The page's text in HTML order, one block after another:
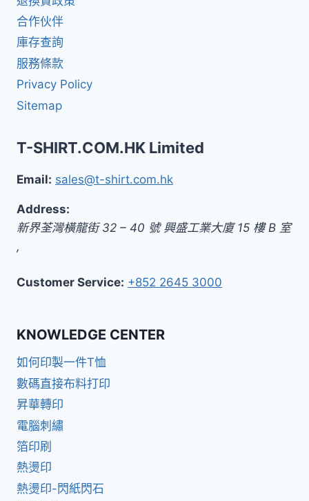
合作伙伴
庫存查詢
服務條款
Privacy Policy
Sitemap
T-SHIRT.COM.HK Limited
Email: sales@t-shirt.com.hk
Address:
新界荃灣橫龍街 32 – 40 號 興盛工業大廈 15 樓 B 室
,
Customer Service: +852 2645 3000
KNOWLEDGE CENTER
如何印製一件T恤
數碼直接布料打印
昇華轉印
電腦刺繡
箔印刷
熱燙印
熱燙印-閃紙閃石